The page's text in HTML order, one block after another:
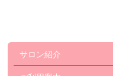
サロン紹介